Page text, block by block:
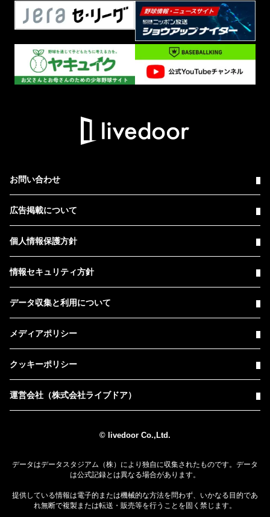
お問い合わせ
広告掲載について
個人情報保護方針
情報セキュリティ方針
データ収集と利用について
メディアポリシー
クッキーポリシー
運営会社（株式会社ライブドア）
© livedoor Co.,Ltd.
データはデータスタジアム（株）により独自に収集されたものです。データ
は公式記録とは異なる場合があります。
提供している情報は電子的または機械的な方法を問わず、いかなる目的であ
れ無断で複製または転送・販売等を行うことを固く禁じます。